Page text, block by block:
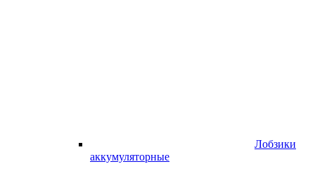
Лобзики
аккумуляторные